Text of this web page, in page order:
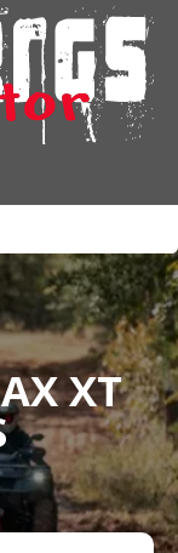
Fordon i lager
Verkstad
KAMPANJ
BRP
& Skylift
XT